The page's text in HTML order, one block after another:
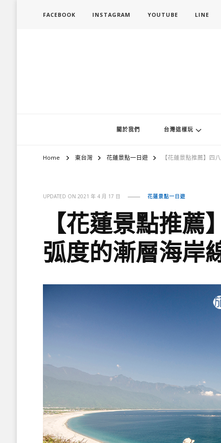
FACEBOOK INSTAGRAM YOUTUBE LINE
關於我們 台灣這樣玩
Home 東台灣 花蓮景點一日遊 【花蓮景點推薦】四
UPDATED ON 2021 年 4 月 17 日 花蓮景點一日遊
【花蓮景點推
弧度的漸層海岸